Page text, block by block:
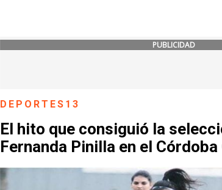
PUBLICIDAD
DEPORTES13
El hito que consiguió la
Fernanda Pinilla en el Córdoba